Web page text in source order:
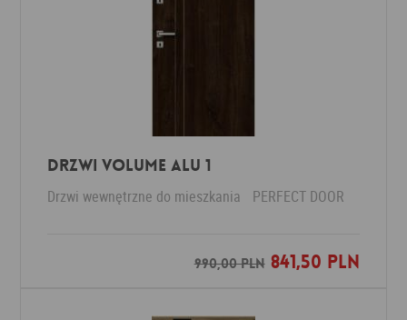
Drzwi VOLUME ALU 1
Drzwi wewnętrzne do mieszkania PERFECT DOOR
990,00 PLN841,50 PLN
Dodaj do ulubionych